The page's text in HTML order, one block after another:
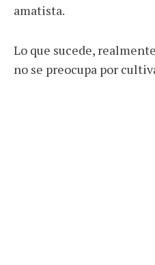
amatista.
Lo que sucede,
no se preocupa por